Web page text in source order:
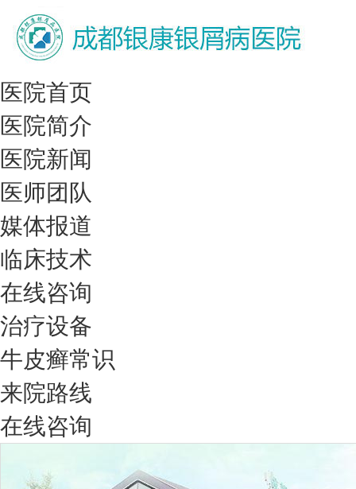
医院首页
医院简介
医院新闻
医师团队
媒体报道
临床技术
在线咨询
治疗设备
牛皮癣常识
来院路线
在线咨询